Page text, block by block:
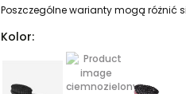
Poszczególne warianty mogą różnić
Kolor:
ciemnozielony